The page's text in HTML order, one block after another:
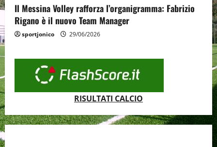
Il Messina Volley rafforza l’organigramma: Fabrizio
Rigano è il nuovo Team Manager
sportjonico 29/06/2026
RISULTATI CALCIO